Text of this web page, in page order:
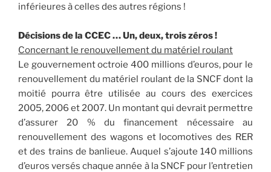
inférieures à celles des autres régions !
Décisions de la CCEC … Un, deux, trois zéros !
Concernant le renouvellement du matériel roulant
Le gouvernement octroie 400 millions d’euros, pour le
renouvellement du matériel roulant de la SNCF dont la
moitié pourra être utilisée au cours des exercices
2005, 2006 et 2007. Un montant qui devrait permettre
d’assurer 20 % du financement nécessaire au
renouvellement des wagons et locomotives des RER
et des trains de banlieue. Auquel s’ajoute 140 millions
d’euros versés chaque année à la SNCF pour l’entretien